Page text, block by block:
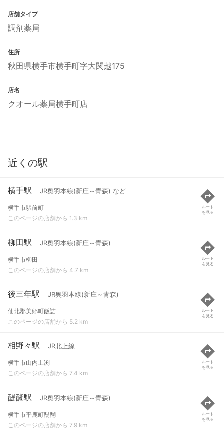
店舗タイプ
調剤薬局
住所
秋田県横手市横手町字大関越175
店名
クオール薬局横手町店
近くの駅
横手駅 JR奥羽本線(新庄～青森) など
横手市駅前町
このページの店舗から 1.3 km
ルート
を見る
柳田駅 JR奥羽本線(新庄～青森)
横手市柳田
このページの店舗から 4.7 km
ルート
を見る
後三年駅 JR奥羽本線(新庄～青森)
仙北郡美郷町飯詰
このページの店舗から 5.2 km
ルート
を見る
相野々駅 JR北上線
横手市山内土渕
このページの店舗から 7.4 km
ルート
を見る
醍醐駅 JR奥羽本線(新庄～青森)
横手市平鹿町醍醐
このページの店舗から 7.9 km
ルート
を見る